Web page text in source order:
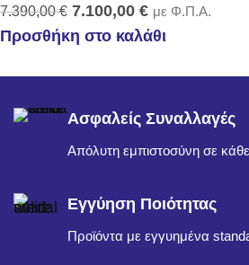
7.390,00€ 7.100,00 € με Φ.Π.Α.
Προσθήκη στο καλάθι
Ασφαλείς Συναλλαγές
Απόλυτη εμπιστοσύνη σε
Εγγύηση Ποιότητας
Προϊόντα με εγγυημένα